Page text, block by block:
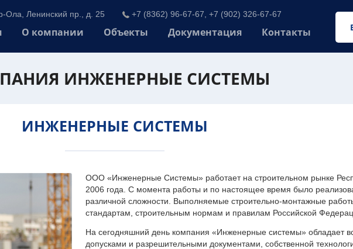
Ола, Ленинский пр., д. 25 +7 (8362) 96-67-67, +7 (902) 326-67-67
О компании Объекты Документация Контакты
ИНЖЕНЕРНЫЕ СИСТЕМЫ
ИНЖЕНЕРНЫЕ СИСТЕМЫ
ООО «Инженерные Системы» работает на строительном рынке
2006 года. С момента работы и по настоящее время было
различной сложности. Выполняемые строительно-монтажные
стандартам, строительным нормам и правилам Российской
На сегодняшний день компания «Инженерные системы» обладает
допусками и разрешительными документами, собственной